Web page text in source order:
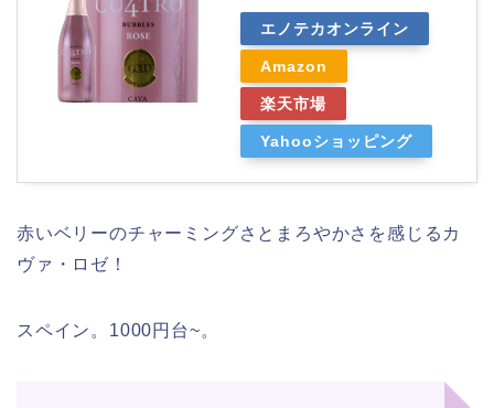
エノテカオンライン
Amazon
楽天市場
Yahooショッピング
赤いベリーのチャーミングさとまろやかさを感じるカ
ヴァ・ロゼ！
スペイン。1000円台~。